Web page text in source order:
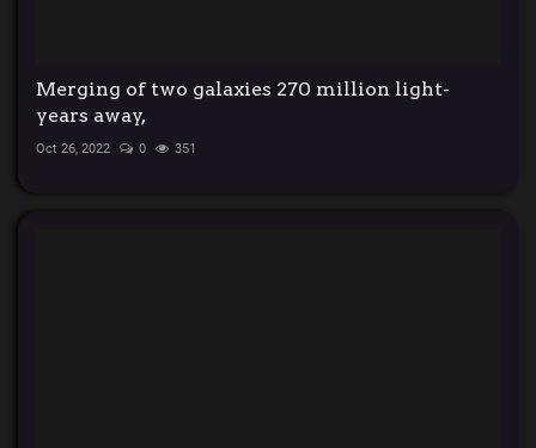
Merging of two galaxies 270 million light-
years away,
Oct 26, 2022 0 351